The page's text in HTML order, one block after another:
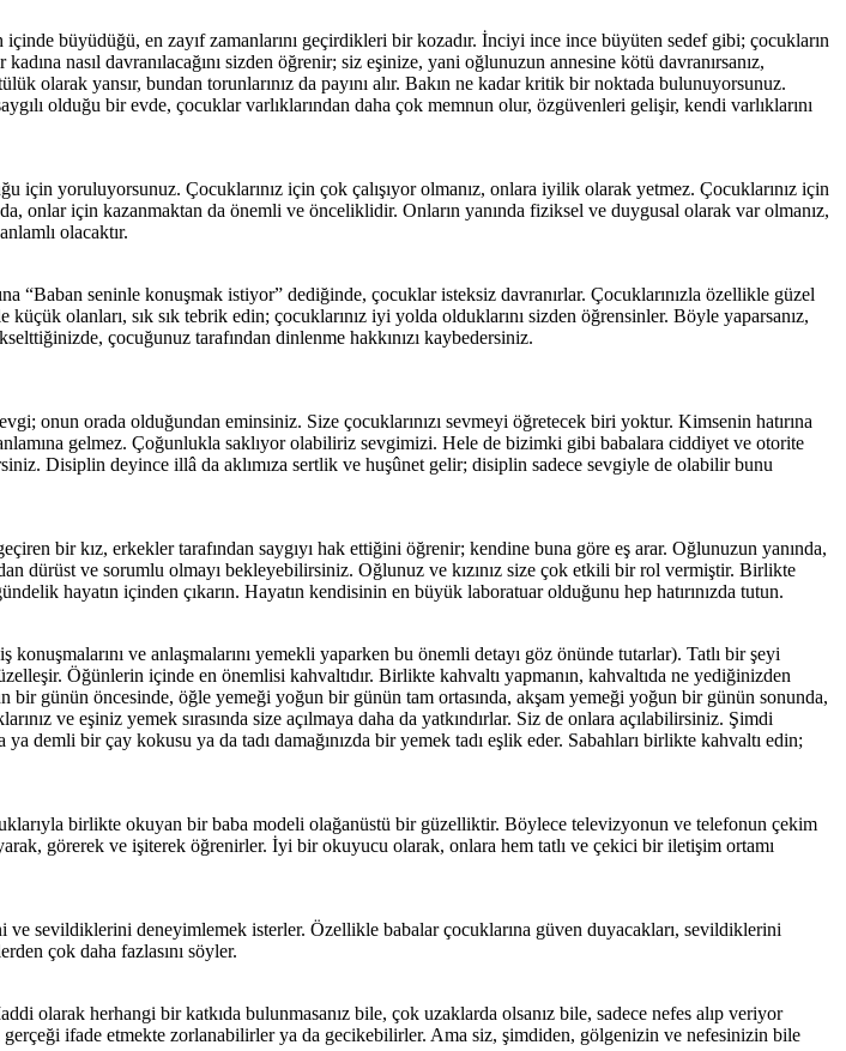
büyüdüğü, en zayıf zamanlarını geçirdikleri bir kozadır. İnciyi ince ince büyüten sedef gibi; çocukların
nasıl davranılacağını sizden öğrenir; siz eşinize, yani oğlunuzun annesine kötü davranırsanız,
olarak yansır, bundan torunlarınız da payını alır. Bakın ne kadar kritik bir noktada bulunuyorsunuz.
olduğu bir evde, çocuklar varlıklarından daha çok memnun olur, özgüvenleri gelişir, kendi varlıklarını
için yoruluyorsunuz. Çocuklarınız için çok çalışıyor olmanız, onlara iyilik olarak yetmez. Çocuklarınız için
da, onlar için kazanmaktan da önemli ve önceliklidir. Onların yanında fiziksel ve duygusal olarak var olmanız,
olacaktır.
“Baban seninle konuşmak istiyor” dediğinde, çocuklar isteksiz davranırlar. Çocuklarınızla özellikle güzel
olanları, sık sık tebrik edin; çocuklarınız iyi yolda olduklarını sizden öğrensinler. Böyle yaparsanız,
çocuğunuz tarafından dinlenme hakkınızı kaybedersiniz.
onun orada olduğundan eminsiniz. Size çocuklarınızı sevmeyi öğretecek biri yoktur. Kimsenin hatırına
gelmez. Çoğunlukla saklıyor olabiliriz sevgimizi. Hele de bizimki gibi babalara ciddiyet ve otorite
Disiplin deyince illâ da aklımıza sertlik ve huşûnet gelir; disiplin sadece sevgiyle de olabilir bunu
bir kız, erkekler tarafından saygıyı hak ettiğini öğrenir; kendine buna göre eş arar. Oğlunuzun yanında,
dürüst ve sorumlu olmayı bekleyebilirsiniz. Oğlunuz ve kızınız size çok etkili bir rol vermiştir. Birlikte
hayatın içinden çıkarın. Hayatın kendisinin en büyük laboratuar olduğunu hep hatırınızda tutun.
ve anlaşmalarını yemekli yaparken bu önemli detayı göz önünde tutarlar). Tatlı bir şeyi
Öğünlerin içinde en önemlisi kahvaltıdır. Birlikte kahvaltı yapmanın, kahvaltıda ne yediğinizden
bir günün öncesinde, öğle yemeği yoğun bir günün tam ortasında, akşam yemeği yoğun bir günün sonunda,
ve eşiniz yemek sırasında size açılmaya daha da yatkındırlar. Siz de onlara açılabilirsiniz. Şimdi
demli bir çay kokusu ya da tadı damağınızda bir yemek tadı eşlik eder. Sabahları birlikte kahvaltı edin;
birlikte okuyan bir baba modeli olağanüstü bir güzelliktir. Böylece televizyonun ve telefonun çekim
görerek ve işiterek öğrenirler. İyi bir okuyucu olarak, onlara hem tatlı ve çekici bir iletişim ortamı
sevildiklerini deneyimlemek isterler. Özellikle babalar çocuklarına güven duyacakları, sevildiklerini
çok daha fazlasını söyler.
olarak herhangi bir katkıda bulunmasanız bile, çok uzaklarda olsanız bile, sadece nefes alıp veriyor
ifade etmekte zorlanabilirler ya da gecikebilirler. Ama siz, şimdiden, gölgenizin ve nefesinizin bile